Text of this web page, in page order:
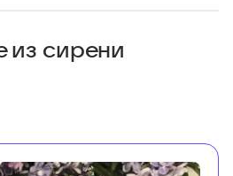
из сирени